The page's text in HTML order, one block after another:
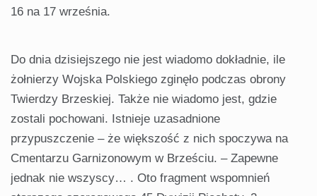
16 na 17 września.
Do dnia dzisiejszego nie jest wiadomo dokładnie, ile
żołnierzy Wojska Polskiego zginęło podczas obrony
Twierdzy Brzeskiej. Także nie wiadomo jest, gdzie
zostali pochowani. Istnieje uzasadnione
przypuszczenie – że większość z nich spoczywa na
Cmentarzu Garnizonowym w Brześciu. – Zapewne
jednak nie wszyscy… . Oto fragment wspomnień